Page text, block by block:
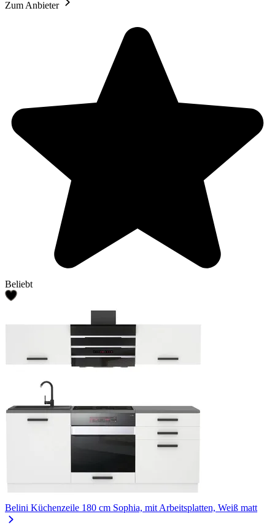
Zum Anbieter
Beliebt
Belini Küchenzeile 180 cm Sophia, mit Arbeitsplatten, Weiß matt